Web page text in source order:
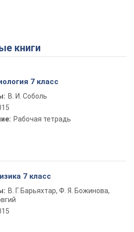
книги
7 класс
В. И. Соболь
Рабочая тетрадь
7 класс
В. Г. Барьяхтар, Ф. Я. Божинова,